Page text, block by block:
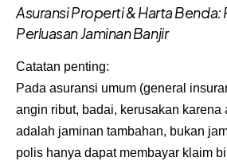
Asuransi Properti & Harta
Perluasan Jaminan Banjir
Catatan penting:
Pada asuransi umum (general
angin ribut, badai, kerusakan karena
adalah jaminan tambahan, bukan
polis hanya dapat membayar klaim